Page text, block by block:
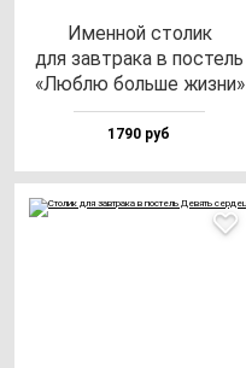
Имен­ной сто­лик
для зав­тра­ка в пос­тель
«Люб­лю боль­ше жиз­ни»
1790 руб